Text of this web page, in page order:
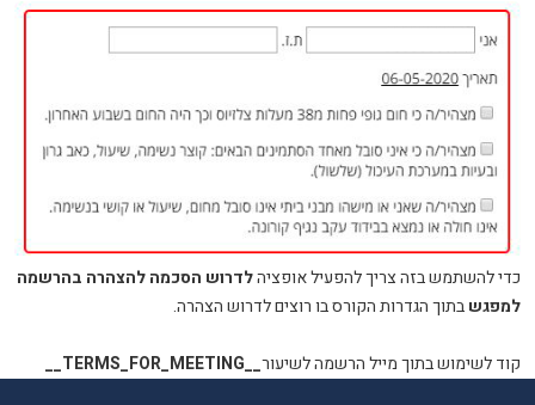
כדי להשתמש בזה צריך להפעיל אופציהלדרוש הסכמה להצהרה בהרשמה
למפגשבתוך הגדרות הקורס בו רוצים לדרוש הצהרה.
קוד לשימוש בתוך מייל הרשמה לשיעור__TERMS_FOR_MEETING__